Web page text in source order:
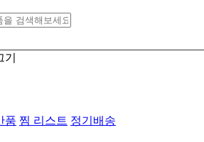
품 찜 리스트 정기배송